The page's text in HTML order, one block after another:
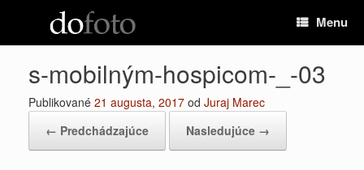
Menu
s-mobilným-hospicom-_-03
Publikované 21 augusta, 2017 od Juraj Marec
← Predchádzajúce
Nasledujúce →